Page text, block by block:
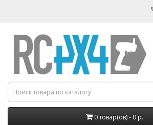
0 товар(ов) - 0 р.